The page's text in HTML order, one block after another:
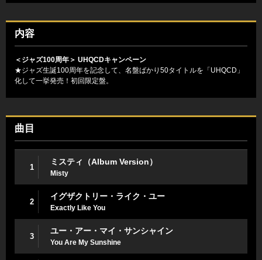
内容
＜ジャズ100周年＞ UHQCDキャンペーン
★ジャズ生誕100周年を記念して、名盤ばかり50タイトルを「UHQCD」
化して一挙発売！初回限定盤。
曲目
1
ミスティ（Album Version）
Misty
2
イグザクトリー・ライク・ユー
Exactly Like You
3
ユー・アー・マイ・サンシャイン
You Are My Sunshine